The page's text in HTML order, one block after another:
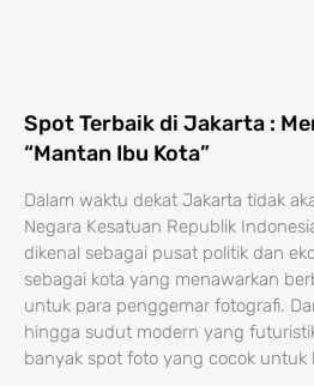
Spot Terbaik di Jakarta :
“Mantan Ibu Kota”
Dalam waktu dekat Jakarta tidak
Negara Kesatuan Republik
dikenal sebagai pusat politik dan
sebagai kota yang menawarkan
untuk para penggemar fotografi.
hingga sudut modern yang
banyak spot foto yang cocok untuk